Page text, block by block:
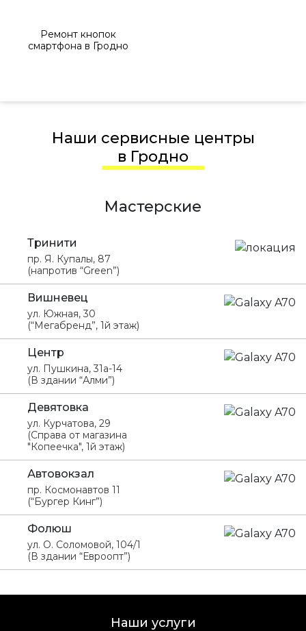
Ремонт кнопок
смартфона в Гродно
Наши сервисные центры
в Гродно
Мастерские
Тринити
пр. Я. Купалы, 87
(напротив “Green”)
Вишневец
ул. Южная, 30
(“Мегабренд”, 1й этаж)
Центр
ул. Пушкина, 31а-14
(В здании “Алми”)
Девятовка
ул. Курчатова, 29
(Справа от магазина
"Копеечка", 1й этаж)
Автовокзал
пр. Космонавтов 11
(“Бургер Кинг”)
Фолюш
ул. О. Соломовой, 104/1
(В здании “Евроопт”)
Наши услуги